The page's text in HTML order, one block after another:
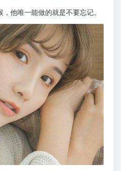
他唯一能做的就是不要忘记。